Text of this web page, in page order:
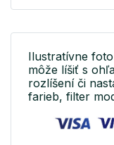
Ilustratívne
môže líšiť s
rozlíšení či
farieb, filter